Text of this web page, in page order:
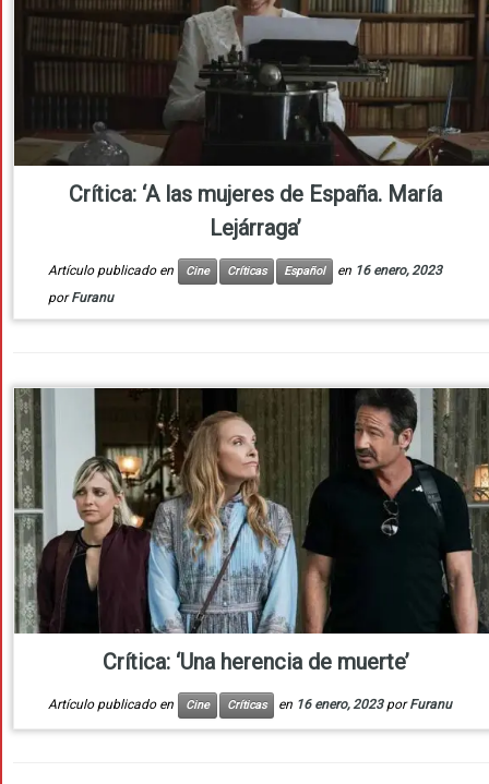
Crítica: ‘A las mujeres de España. María
Lejárraga’
Artículo publicado en Cine Críticas Español en 16 enero, 2023
porFuranu
Crítica: ‘Una herencia de muerte’
Artículo publicado en Cine Críticas en 16 enero, 2023 porFuranu